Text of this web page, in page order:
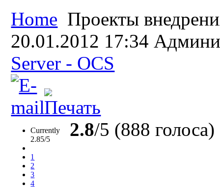
Home Проекты
20.01.2012 17:34
Server - OCS
Currently
2.85/5
1
2
3
4
2.8/5 (888 голоса)